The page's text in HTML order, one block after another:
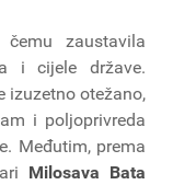
zaustavila
i cijele države.
izuzetno otežano,
i poljoprivreda
Međutim, prema
Milosava Bata